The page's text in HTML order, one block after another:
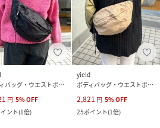
ボディバッグ・ウエストポーチ
円 5%OFF
ント(1倍)
yield
ボディバッグ・ウエストポーチ
2,821 円 5%OFF
25ポイント(1倍)